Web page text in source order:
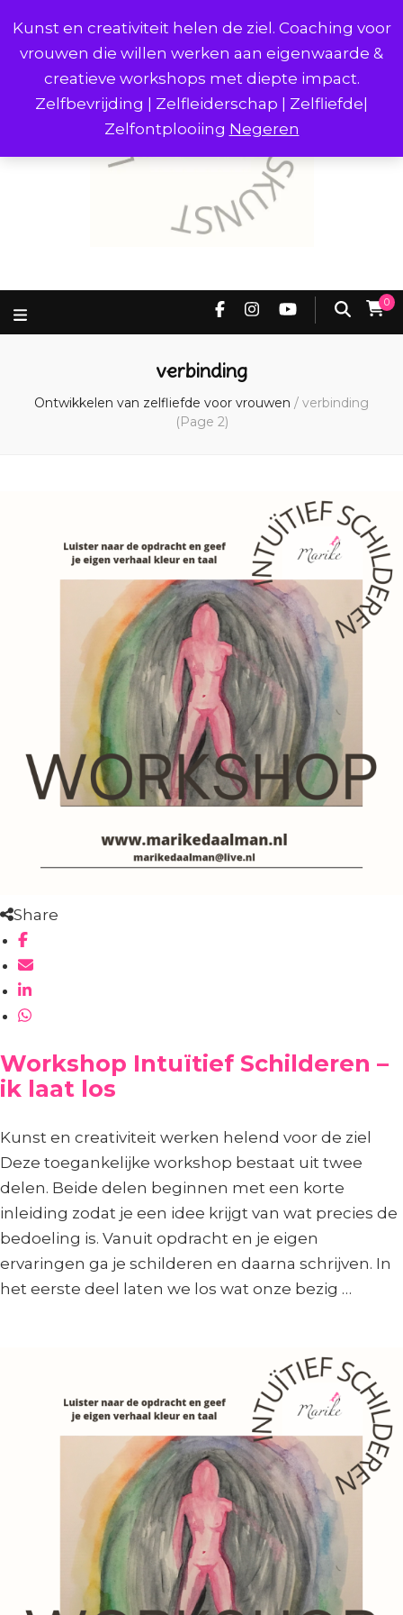
Kunst en creativiteit helen de ziel. Coaching voor
vrouwen die willen werken aan eigenwaarde &
creatieve workshops met diepte impact.
Zelfbevrijding | Zelfleiderschap | Zelfliefde|
Zelfontplooiing Negeren
0
verbinding
Ontwikkelen van zelfliefde voor vrouwen / verbinding
(Page 2)
Share
Workshop Intuïtief Schilderen –
ik laat los
Kunst en creativiteit werken helend voor de ziel
Deze toegankelijke workshop bestaat uit twee
delen. Beide delen beginnen met een korte
inleiding zodat je een idee krijgt van wat precies de
bedoeling is. Vanuit opdracht en je eigen
ervaringen ga je schilderen en daarna schrijven. In
het eerste deel laten we los wat onze bezig …